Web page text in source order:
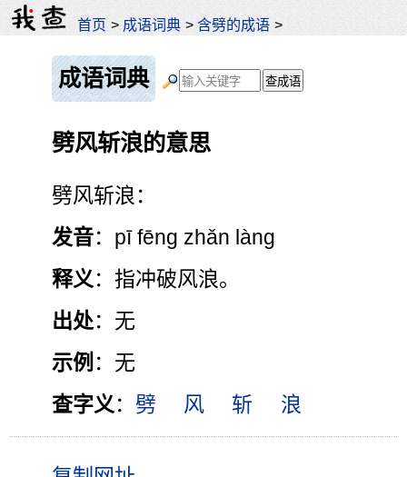
首页 > 成语词典 >含劈的成语 >
成语词典
劈风斩浪的意思
劈风斩浪：
发音：pī fēng zhǎn làng
释义 ：指冲破风浪。
出处：无
示例 ：无
查字义 ：劈 风 斩 浪